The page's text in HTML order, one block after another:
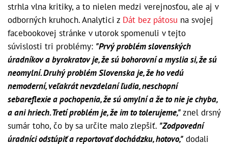
strhla vlna kritiky, a to nielen medzi verejnosťou, ale aj v
odborných kruhoch. Analytici z Dát bez pátosu na svojej
facebookovej stránke v utorok spomenuli v tejto
súvislosti tri problémy: "Prvý problém slovenských
úradníkov a byrokratov je, že sú bohorovní a myslia si, že sú
neomylní. Druhý problém Slovenska je, že ho vedú
nemoderní, veľakrát nevzdelaní ľudia, neschopní
sebareflexie a pochopenia, že sú omylní a že to nie je chyba,
a ani hriech. Tretí problém je, že im to tolerujeme,"znel drsný
sumár toho, čo by sa určite malo zlepšiť. "Zodpovední
úradníci odstúpiť a reportovať dochádzku, hotovo," dodali